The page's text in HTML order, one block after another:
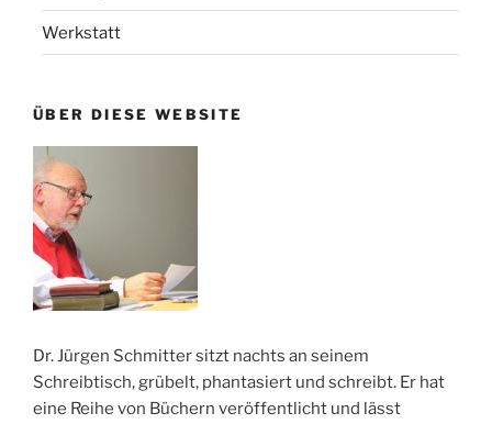
Werkstatt
ÜBER DIESE WEBSITE
Dr. Jürgen Schmitter sitzt nachts an seinem
Schreibtisch, grübelt, phantasiert und schreibt. Er hat
eine Reihe von Büchern veröffentlicht und lässt